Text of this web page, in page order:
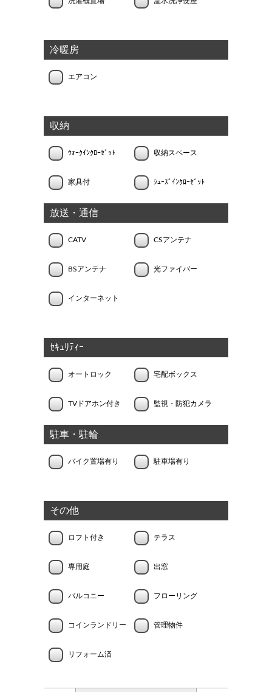
冷暖房
エアコン
収納
ｳｫｰｸｲﾝｸﾛｰｾﾞｯﾄ 収納スペース
家具付 ｼｭｰｽﾞｲﾝｸﾛｰｾﾞｯﾄ
放送・通信
CATV CSアンテナ
BSアンテナ 光ファイバー
インターネット
ｾｷｭﾘﾃｨｰ
オートロック 宅配ボックス
TVドアホン付き 監視・防犯カメラ
駐車・駐輪
バイク置場有り 駐車場有り
その他
ロフト付き テラス
専用庭 出窓
バルコニー フローリング
コインランドリー 管理物件
リフォーム済